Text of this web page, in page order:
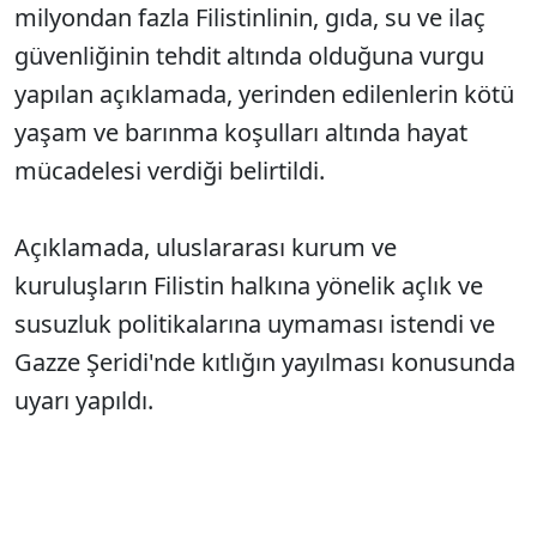
milyondan fazla Filistinlinin, gıda, su ve ilaç
güvenliğinin tehdit altında olduğuna vurgu
yapılan açıklamada, yerinden edilenlerin kötü
yaşam ve barınma koşulları altında hayat
mücadelesi verdiği belirtildi.
Açıklamada, uluslararası kurum ve
kuruluşların Filistin halkına yönelik açlık ve
susuzluk politikalarına uymaması istendi ve
Gazze Şeridi'nde kıtlığın yayılması konusunda
uyarı yapıldı.